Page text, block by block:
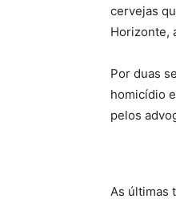
cervejas
Horizonte,
Por duas
homicídio
pelos
As últimas